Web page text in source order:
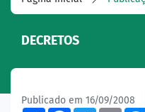
DECRETOS
Publicado em 16/09/2008